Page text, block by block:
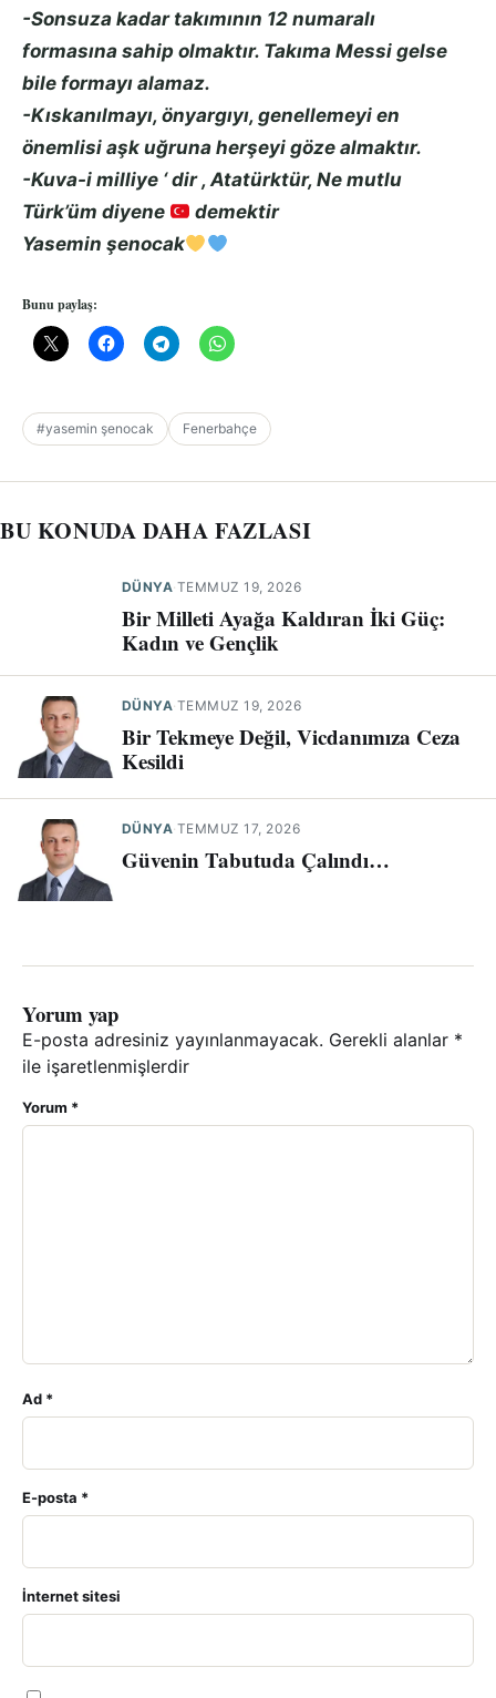
-Sonsuza kadar takımının 12 numaralı
formasına sahip olmaktır. Takıma Messi gelse
bile formayı alamaz.
-Kıskanılmayı, önyargıyı, genellemeyi en
önemlisi aşk uğruna herşeyi göze almaktır.
-Kuva-i milliye ‘ dir , Atatürktür, Ne mutlu
Türk’üm diyene
demektir
Yasemin şenocak
Bunu paylaş:
#yasemin şenocak Fenerbahçe
BU KONUDA DAHA FAZLASI
DÜNYA·TEMMUZ 19, 2026
Bir Milleti Ayağa Kaldıran İki Güç:
Kadın ve Gençlik
DÜNYA·TEMMUZ 19, 2026
Bir Tekmeye Değil, Vicdanımıza Ceza
Kesildi
DÜNYA·TEMMUZ 17, 2026
Güvenin Tabutuda Çalındı…
Yorum yap
E-posta adresiniz yayınlanmayacak. Gerekli alanlar *
ile işaretlenmişlerdir
Yorum *
Ad *
E-posta *
İnternet sitesi